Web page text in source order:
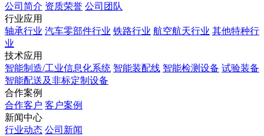
公司简介 资质荣誉 公司团队
行业应用
轴承行业 汽车零部件行业 铁路行业 航空航天行业 其他特种行
业
技术应用
智能制造/工业信息化系统 智能装配线 智能检测设备 试验装备
智能配送及非标定制设备
合作案例
合作客户 客户案例
新闻中心
行业动态 公司新闻